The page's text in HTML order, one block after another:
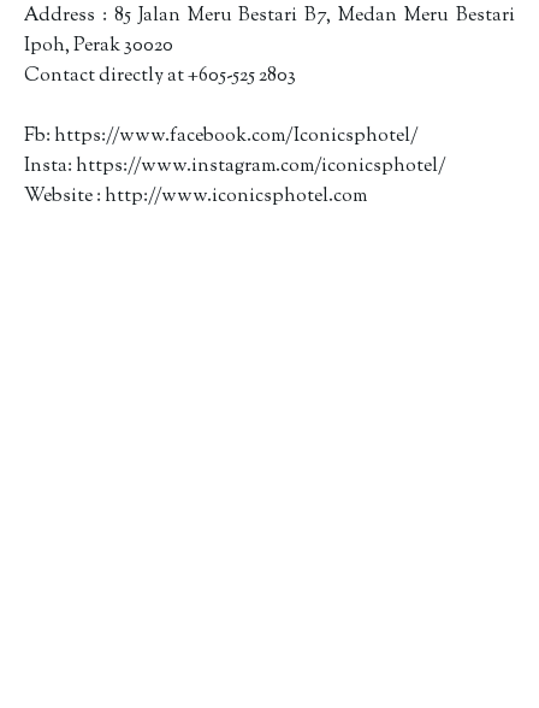
Address : 85 Jalan Meru Bestari B7, Medan Meru Bestari
Ipoh, Perak 30020
Contact directly at +605-525 2803
Fb: https://www.facebook.com/Iconicsphotel/
Insta: https://www.instagram.com/iconicsphotel/
Website : http://www.iconicsphotel.com